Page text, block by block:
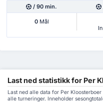
/ 90 min.
0Mål
Last ned statistikk for Per
Last ned alle data for Per
alle turneringer. Inneholder